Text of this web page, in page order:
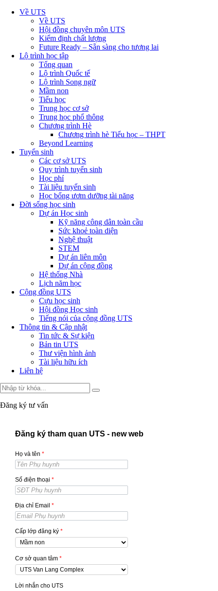
Về UTS
Về UTS
Hội đồng chuyên môn UTS
Kiểm định chất lượng
Future Ready – Sẵn sàng cho tương lai
Lộ trình học tập
Tổng quan
Lộ trình Quốc tế
Lộ trình Song ngữ
Mầm non
Tiểu học
Trung học cơ sở
Trung học phổ thông
Chương trình Hè
Chương trình hè Tiểu học – THPT
Beyond Learning
Tuyển sinh
Các cơ sở UTS
Quy trình tuyển sinh
Học phí
Tài liệu tuyển sinh
Học bổng ươm dưỡng tài năng
Đời sống học sinh
Dự án Học sinh
Kỹ năng công dân toàn cầu
Sức khoẻ toàn diện
Nghệ thuật
STEM
Dự án liên môn
Dự án cộng đồng
Hệ thống Nhà
Lịch năm học
Cộng đồng UTS
Cựu học sinh
Hội đồng Học sinh
Tiếng nói của cộng đồng UTS
Thông tin & Cập nhật
Tin tức & Sự kiện
Bản tin UTS
Thư viện hình ảnh
Tài liệu hữu ích
Liên hệ
Đăng ký tư vấn
Đăng ký tham quan UTS - new web
Họ và tên *
Số điện thoại *
Địa chỉ Email *
Cấp lớp đăng ký *
Cơ sở quan tâm *
Lời nhắn cho UTS